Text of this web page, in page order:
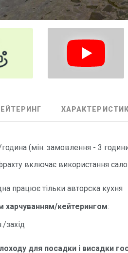
година (мiн. замовлення - 3
включає використання
працює тільки авторска кухня
харчуванням/кейтерингом:
захід
для посадки і висадки